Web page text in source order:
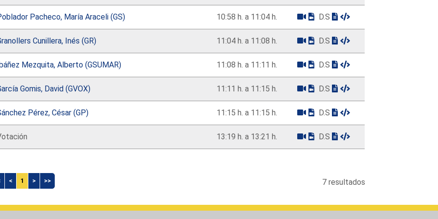
Pacheco, María Araceli (GS) 10:58 h. a 11:04 h. D.S
Cunillera, Inés (GR) 11:04 h. a 11:08 h. D.S
Mezquita, Alberto (GSUMAR) 11:08 h. a 11:11 h. D.S
Gomis, David (GVOX) 11:11 h. a 11:15 h. D.S
Pérez, César (GP) 11:15 h. a 11:15 h. D.S
13:19 h. a 13:21 h. D.S
< 1 > >> 7 resultados